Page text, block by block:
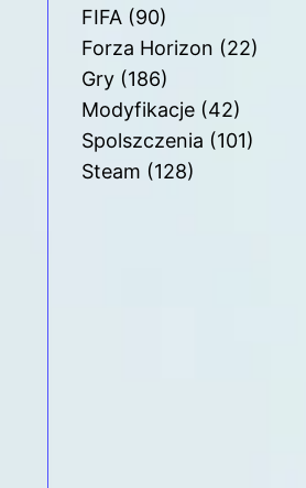
FIFA(90)
Forza Horizon (22)
Gry(186)
Modyfikacje(42)
Spolszczenia (101)
Steam (128)